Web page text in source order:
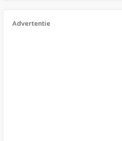
Advertentie